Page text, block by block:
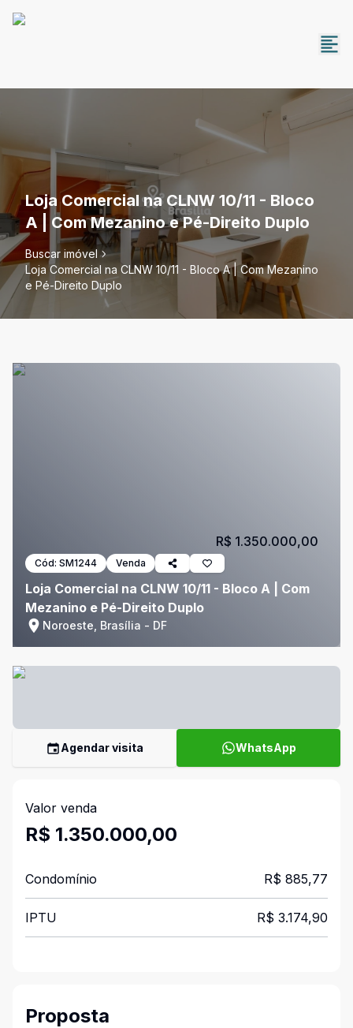
Loja Comercial na CLNW 10/11 - Bloco
A | Com Mezanino e Pé-Direito Duplo
Buscar imóvel
Loja Comercial na CLNW 10/11 - Bloco A | Com Mezanino
e Pé-Direito Duplo
Cód: SM1244 Venda
Loja Comercial na CLNW 10/11 - Bloco A | Com
Mezanino e Pé-Direito Duplo
Noroeste, Brasília - DF
R$ 1.350.000,00
Agendar visita WhatsApp
Valor venda
R$ 1.350.000,00
Condomínio R$ 885,77
IPTU R$ 3.174,90
Proposta